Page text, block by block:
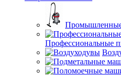
Промышленные
Профессиональные